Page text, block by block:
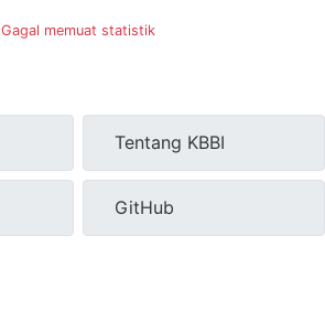
Gagal memuat statistik
Tentang KBBI
GitHub